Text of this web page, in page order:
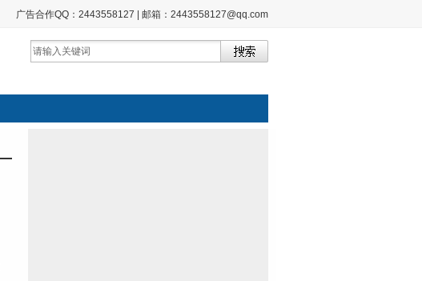
广告合作QQ：2443558127 | 邮箱：2443558127@qq.com